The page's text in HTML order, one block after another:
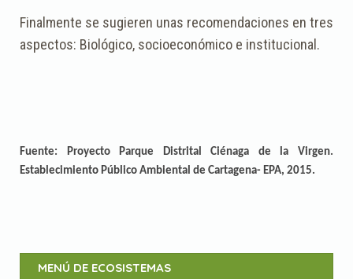
Finalmente se sugieren unas recomendaciones en tres
aspectos: Biológico, socioeconómico e institucional.
Fuente: Proyecto Parque Distrital Ciénaga de la Virgen.
Establecimiento Público Ambiental de Cartagena- EPA, 2015.
MENÚ DE ECOSISTEMAS